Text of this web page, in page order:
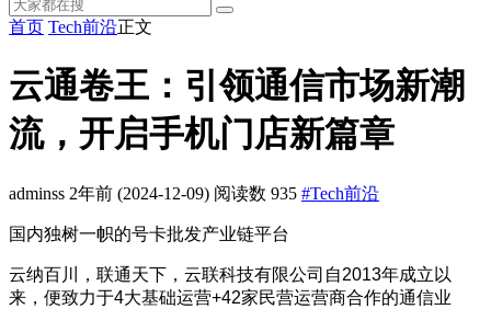
首页 Tech前沿正文
云通卷王：引领通信市场新潮
流，开启手机门店新篇章
adminss 2年前 (2024-12-09) 阅读数 935 #Tech前沿
国内独树一帜的号卡批发产业链平台
云纳百川，联通天下，云联科技有限公司自2013年成立以
来，便致力于4大基础运营+42家民营运营商合作的通信业